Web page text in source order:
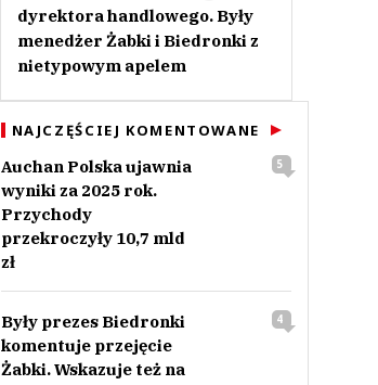
dyrektora handlowego. Były
menedżer Żabki i Biedronki z
nietypowym apelem
NAJCZĘŚCIEJ KOMENTOWANE
Auchan Polska ujawnia
wyniki za 2025 rok.
Przychody
przekroczyły 10,7 mld
zł
5
Były prezes Biedronki
komentuje przejęcie
Żabki. Wskazuje też na
4